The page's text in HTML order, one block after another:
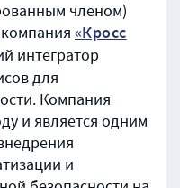
членом)
«Кросс
интегратор
для
Компания
и является одним
и